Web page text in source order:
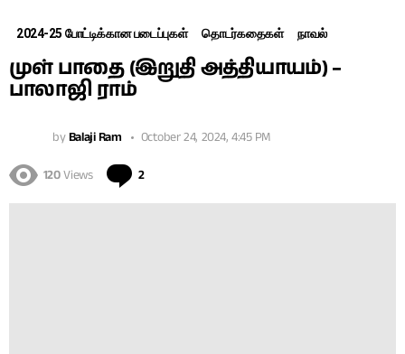
2024-25 போட்டிக்கான படைப்புகள் தொடர்கதைகள் நாவல்
முள் பாதை (இறுதி அத்தியாயம்) –
பாலாஜி ராம்
byBalaji Ram October 24, 2024, 4:45 PM
120 Views 2